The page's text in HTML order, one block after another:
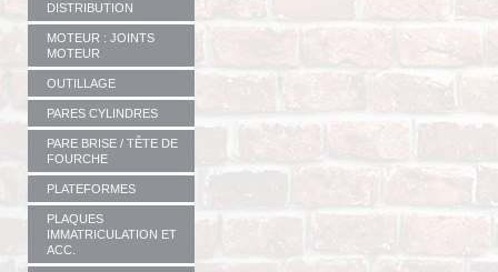
DISTRIBUTION
MOTEUR : JOINTS
MOTEUR
OUTILLAGE
PARES CYLINDRES
PARE BRISE / TÊTE DE
FOURCHE
PLATEFORMES
PLAQUES
IMMATRICULATION ET
ACC.